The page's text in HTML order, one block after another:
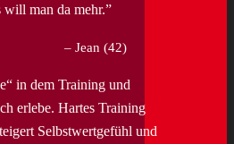
will man da mehr.
Jean (42)
in dem Training und
erlebe. Hartes Training
Selbstwertgefühl und